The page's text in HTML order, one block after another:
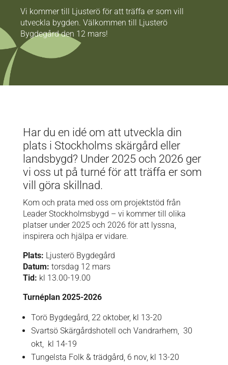
Vi kommer till Ljusterö för att träffa er som vill
utveckla bygden. Välkommen till Ljusterö
Bygdegård den 12 mars!
Har du en idé om att utveckla din
plats i Stockholms skärgård eller
landsbygd? Under 2025 och 2026 ger
vi oss ut på turné för att träffa er som
vill göra skillnad.
Kom och prata med oss om projektstöd från
Leader Stockholmsbygd – vi kommer till olika
platser under 2025 och 2026 för att lyssna,
inspirera och hjälpa er vidare.
Plats: Ljusterö Bygdegård
Datum: torsdag 12 mars
Tid: kl 13.00-19.00
Turnéplan 2025-2026
Torö Bygdegård, 22 oktober, kl 13-20
Svartsö Skärgårdshotell och Vandrarhem, 30
okt, kl 14-19
Tungelsta Folk & trädgård, 6 nov, kl 13-20